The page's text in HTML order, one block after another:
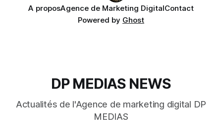
A proposAgence de Marketing DigitalContact
Powered by Ghost
DP MEDIAS NEWS
Actualités de l'Agence de marketing digital DP
MEDIAS